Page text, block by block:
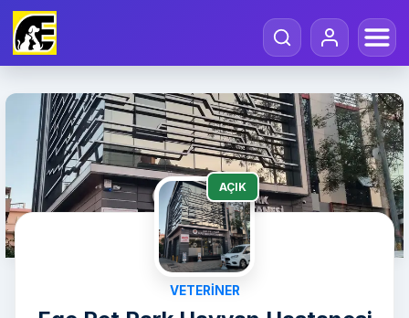
AÇIK
VETERINER